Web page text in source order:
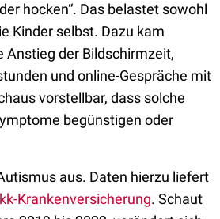
hocken“. Das belastet sowohl
Kinder selbst. Dazu kam
Anstieg der Bildschirmzeit,
und online-Gespräche mit
vorstellbar, dass solche
begünstigen oder
aus. Daten hierzu liefert
Krankenversicherung. Schaut